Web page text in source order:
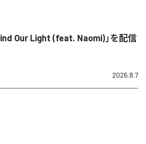
Our Light (feat. Naomi)」を配信
2026.8.7